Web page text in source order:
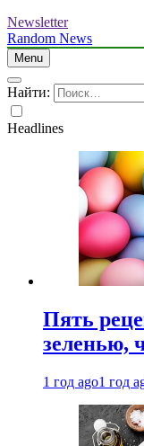
Newsletter
Random News
Menu
Найти:
Headlines
Пять
зеленью,
1 год ago1 год